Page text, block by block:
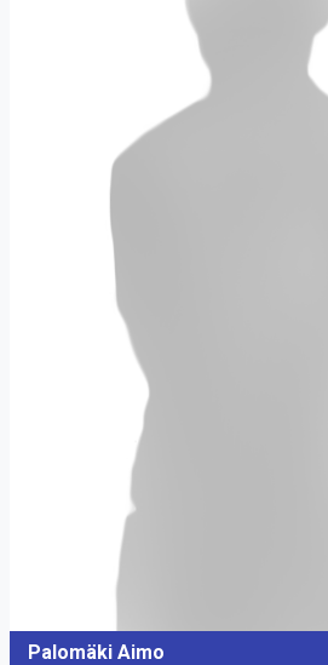
Palomäki Aimo